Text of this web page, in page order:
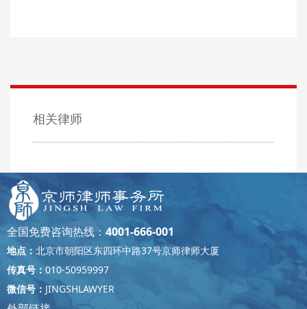
相关律师
全国免费咨询热线： 4001-666-001
地点： 北京市朝阳区东四环中路37号京师律师大厦
传真号： 010-50959997
微信号： JINGSHLAWYER